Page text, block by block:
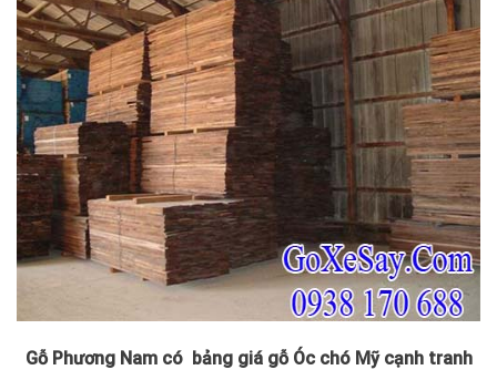
Gỗ Phương Nam có bảng giá gỗ Óc chó Mỹ cạnh tranh